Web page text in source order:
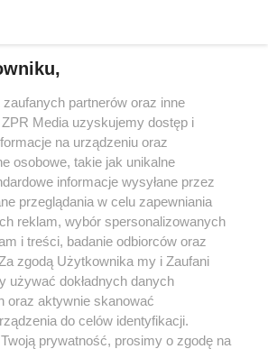
partnerów oraz inne
Media uzyskujemy dostęp i
na urządzeniu oraz
osobowe, takie jak unikalne
informacje wysyłane przez
przeglądania w celu zapewniania
reklam, wybór spersonalizowanych
i treści, badanie odbiorców oraz
zgodą Użytkownika my i Zaufani
używać dokładnych danych
oraz aktywnie skanować
do celów identyfikacji.
prywatność, prosimy o zgodę na